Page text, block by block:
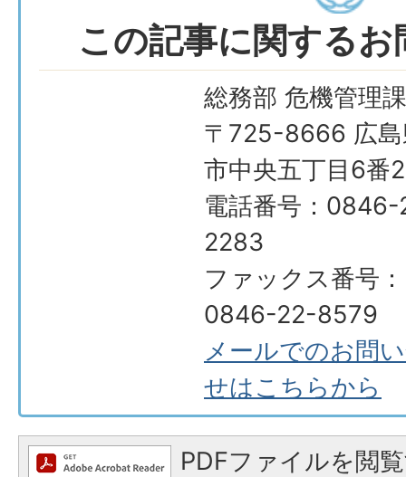
この記事に関する
総務部 危機管理課
〒725-8666 広島
市中央五丁目6番
電話番号：
2283
ファックス番号：
0846-22-8579
メールでのお問
せはこちらから
PDFファイルを閲